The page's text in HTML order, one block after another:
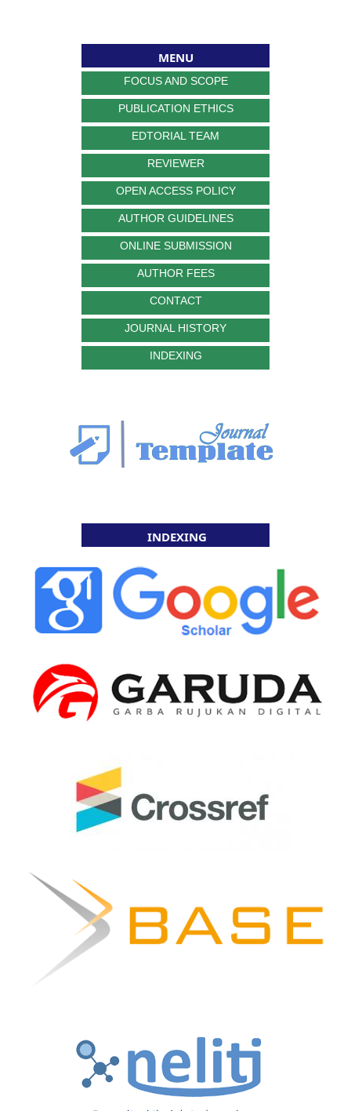
MENU
FOCUS AND SCOPE
PUBLICATION ETHICS
EDTORIAL TEAM
REVIEWER
OPEN ACCESS POLICY
AUTHOR GUIDELINES
ONLINE SUBMISSION
AUTHOR FEES
CONTACT
JOURNAL HISTORY
INDEXING
INDEXING